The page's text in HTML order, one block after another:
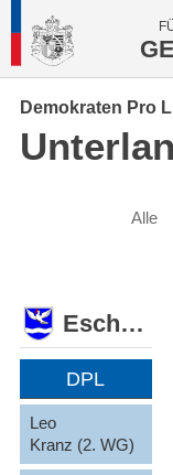
Demokraten Pro
Alle
Eschen
DPL
Leo
Kranz (2. WG)